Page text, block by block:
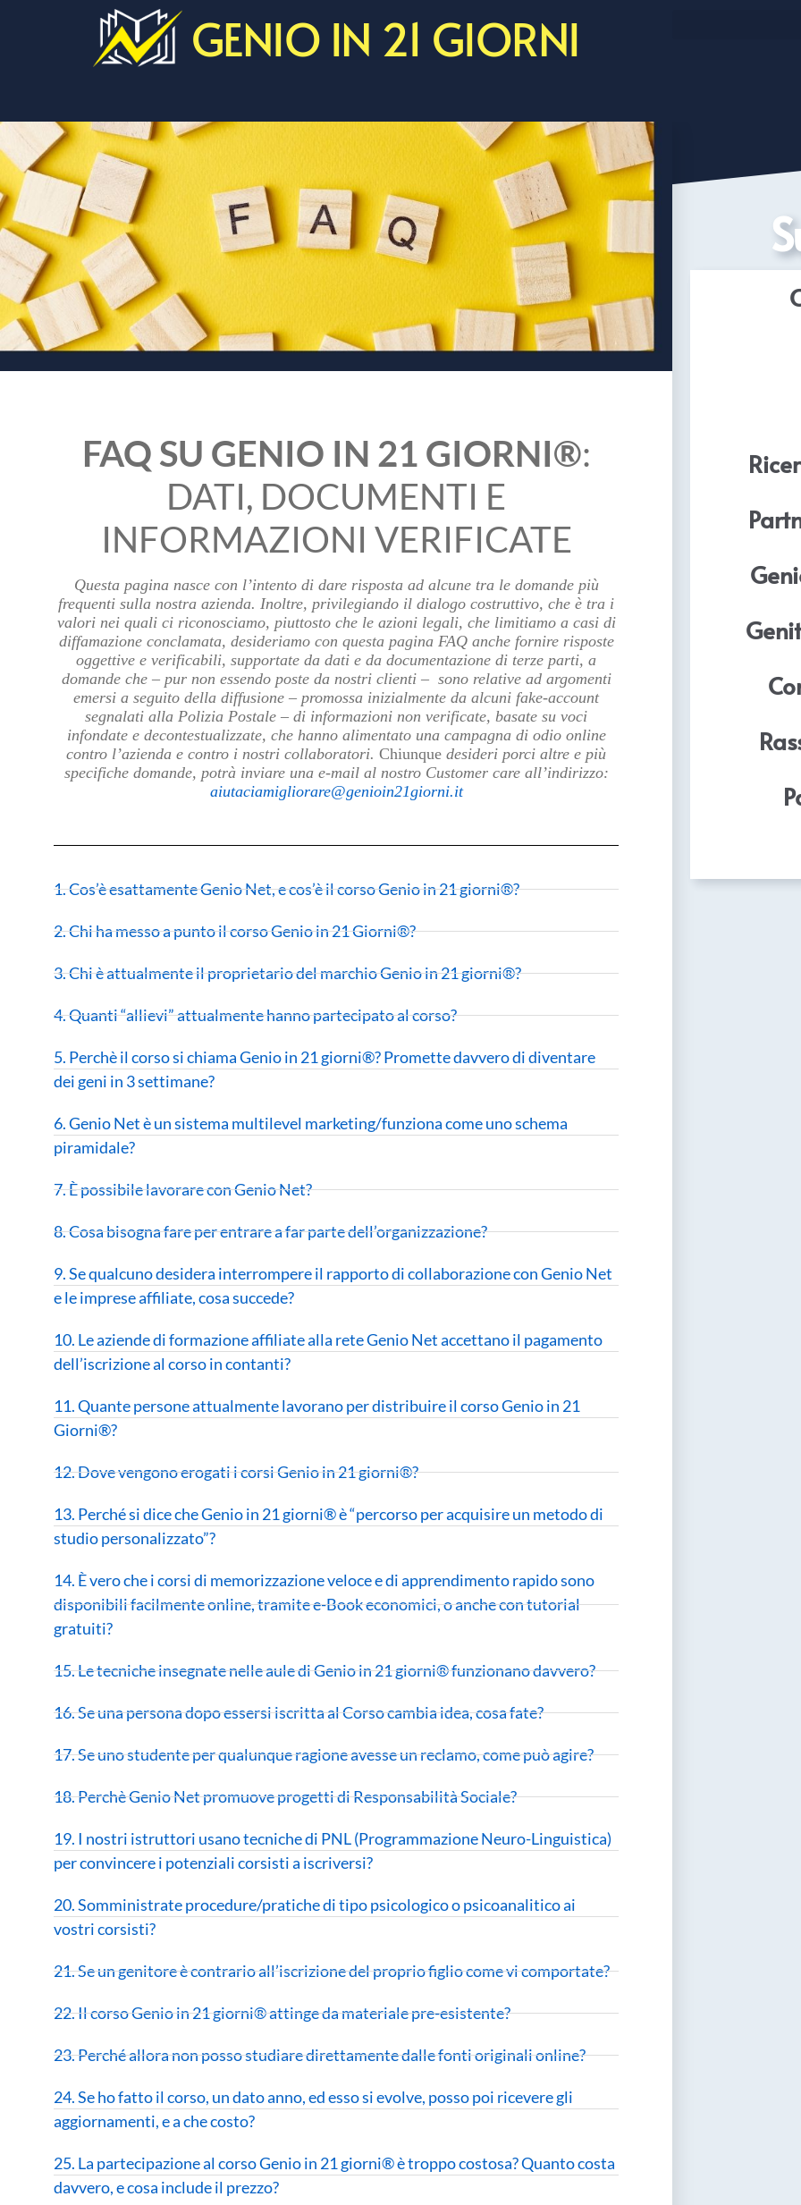
GENIO IN 21 GIORNI
FAQ SU GENIO IN 21 GIORNI®:
DATI, DOCUMENTI E
INFORMAZIONI VERIFICATE
Questa pagina nasce con l’intento di dare risposta ad alcune tra le domande più
frequenti sulla nostra azienda. Inoltre, privilegiando il dialogo costruttivo, che è tra i
valori nei quali ci riconosciamo, piuttosto che le azioni legali, che limitiamo a casi di
diffamazione conclamata, desideriamo con questa pagina FAQ anche fornire risposte
oggettive e verificabili, supportate da dati e da documentazione di terze parti, a
domande che – pur non essendo poste da nostri clienti – sono relative ad argomenti
emersi a seguito della diffusione – promossa inizialmente da alcuni fake-account
segnalati alla Polizia Postale – di informazioni non verificate, basate su voci
infondate e decontestualizzate, che hanno alimentato una campagna di odio online
contro l’azienda e contro i nostri collaboratori. Chiunque desideri porci altre e più
specifiche domande, potrà inviare una e-mail al nostro Customer care all’indirizzo:
aiutaciamigliorare@genioin21giorni.it
1. Cos’è esattamente Genio Net, e cos’è il corso Genio in 21 giorni®?
2. Chi ha messo a punto il corso Genio in 21 Giorni®?
3. Chi è attualmente il proprietario del marchio Genio in 21 giorni®?
4. Quanti “allievi” attualmente hanno partecipato al corso?
5. Perchè il corso si chiama Genio in 21 giorni®? Promette davvero di diventare
dei geni in 3 settimane?
6. Genio Net è un sistema multilevel marketing/funziona come uno schema
piramidale?
7. È possibile lavorare con Genio Net?
8. Cosa bisogna fare per entrare a far parte dell’organizzazione?
9. Se qualcuno desidera interrompere il rapporto di collaborazione con Genio Net
e le imprese affiliate, cosa succede?
10. Le aziende di formazione affiliate alla rete Genio Net accettano il pagamento
dell’iscrizione al corso in contanti?
11. Quante persone attualmente lavorano per distribuire il corso Genio in 21
Giorni®?
12. Dove vengono erogati i corsi Genio in 21 giorni®?
13. Perché si dice che Genio in 21 giorni® è “percorso per acquisire un metodo di
studio personalizzato”?
14. È vero che i corsi di memorizzazione veloce e di apprendimento rapido sono
disponibili facilmente online, tramite e-Book economici, o anche con tutorial
gratuiti?
15. Le tecniche insegnate nelle aule di Genio in 21 giorni® funzionano davvero?
16. Se una persona dopo essersi iscritta al Corso cambia idea, cosa fate?
17. Se uno studente per qualunque ragione avesse un reclamo, come può agire?
18. Perchè Genio Net promuove progetti di Responsabilità Sociale?
19. I nostri istruttori usano tecniche di PNL (Programmazione Neuro-Linguistica)
per convincere i potenziali corsisti a iscriversi?
20. Somministrate procedure/pratiche di tipo psicologico o psicoanalitico ai
vostri corsisti?
21. Se un genitore è contrario all’iscrizione del proprio figlio come vi comportate?
22. Il corso Genio in 21 giorni® attinge da materiale pre-esistente?
23. Perché allora non posso studiare direttamente dalle fonti originali online?
24. Se ho fatto il corso, un dato anno, ed esso si evolve, posso poi ricevere gli
aggiornamenti, e a che costo?
25. La partecipazione al corso Genio in 21 giorni® è troppo costosa? Quanto costa
davvero, e cosa include il prezzo?